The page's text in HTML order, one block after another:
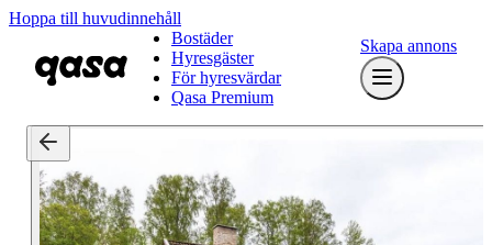
Hoppa till huvudinnehåll
Bostäder
Hyresgäster
För hyresvärdar
Qasa Premium
Skapa annons